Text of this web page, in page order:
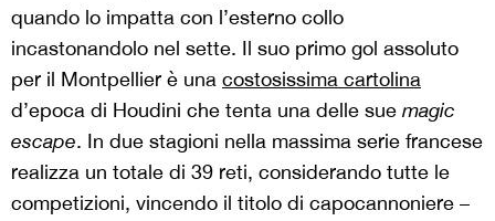
quando lo impatta con l’esterno collo
incastonandolo nel sette. Il suo primo gol assoluto
per il Montpellier è una costosissima cartolina
d’epoca di Houdini che tenta una delle sue magic
escape. In due stagioni nella massima serie francese
realizza un totale di 39 reti, considerando tutte le
competizioni, vincendo il titolo di capocannoniere –